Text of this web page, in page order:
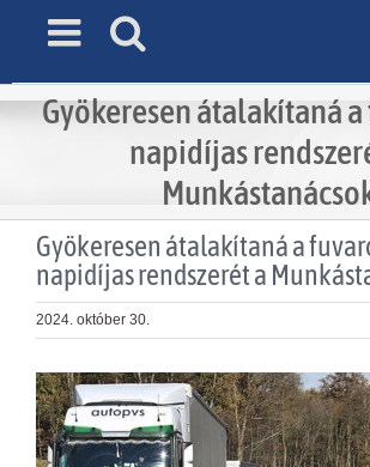
Gyökeresen átalakítaná
napidíjas
Gyökeresen átalakítaná a
napidíjas rendszerét a
2024. október 30.
View
Larger
Image